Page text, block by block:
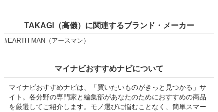
TAKAGI（高儀）に関連するブランド・メーカー
#EARTH MAN（アースマン）
マイナビおすすめナビについて
マイナビおすすめナビは、「買いたいものがきっと見つかる」サ
イト。各分野の専門家と編集部があなたのためにおすすめの商品
を厳選してご紹介します。モノ選びに悩むことなく、簡単スマー